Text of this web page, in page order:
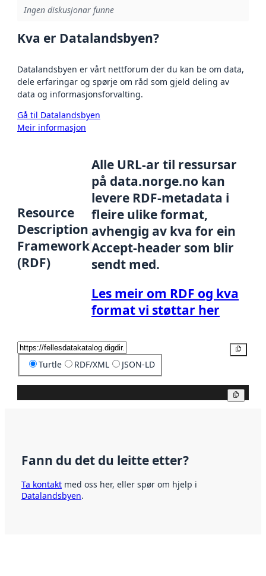
Ingen diskusjonar funne
Kva er Datalandsbyen?
Datalandsbyen er vårt nettforum der du kan be om data,
dele erfaringar og spørje om råd som gjeld deling av
data og informasjonsforvalting.
Gå til Datalandsbyen
Meir informasjon
Resource
Description
Framework
(RDF)
Alle URL-ar til ressursar
på data.norge.no kan
levere RDF-metadata i
fleire ulike format,
avhengig av kva for ein
Accept-header som blir
sendt med.
Les meir om RDF og kva
format vi støttar her
Turtle RDF/XML JSON-LD
Fann du det du leitte etter?
Ta kontakt med oss her, eller spør om hjelp i
Datalandsbyen.